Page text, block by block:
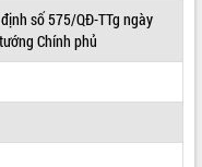
số 575/QĐ-TTg ngày
Chính phủ